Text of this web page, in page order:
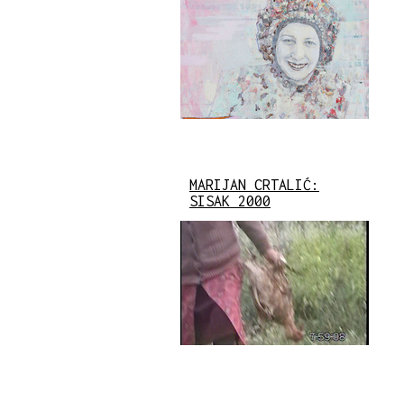
MARIJAN CRTALIĆ:
SISAK 2000